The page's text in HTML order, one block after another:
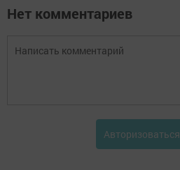
Нет комментариев
Авторизоваться